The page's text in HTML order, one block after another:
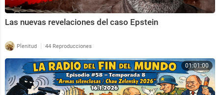
Las nuevas revelaciones del caso Epstein
Plenitud | 44 Reproducciones
01:01:00